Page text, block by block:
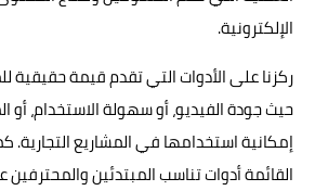
الإلكترونية.
ركزنا على الأدوات التي تقدم قيمة
حيث جودة الفيديو، أو سهولة الاستخدام، أو
إمكانية استخدامها في المشاريع التجارية.
القائمة أدوات تناسب المبتدئين